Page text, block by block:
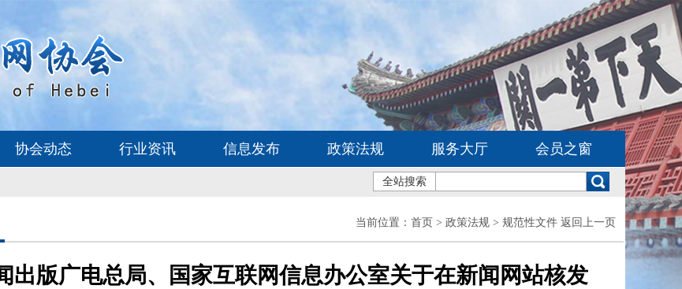
协会动态 行业资讯 信息发布 政策法规 服务大厅 会员之窗
全站搜索
当前位置： 首页 > 政策法规 > 规范性文件 返回上一页
出版广电总局、国家互联网信息办公室关于在新闻网站核发